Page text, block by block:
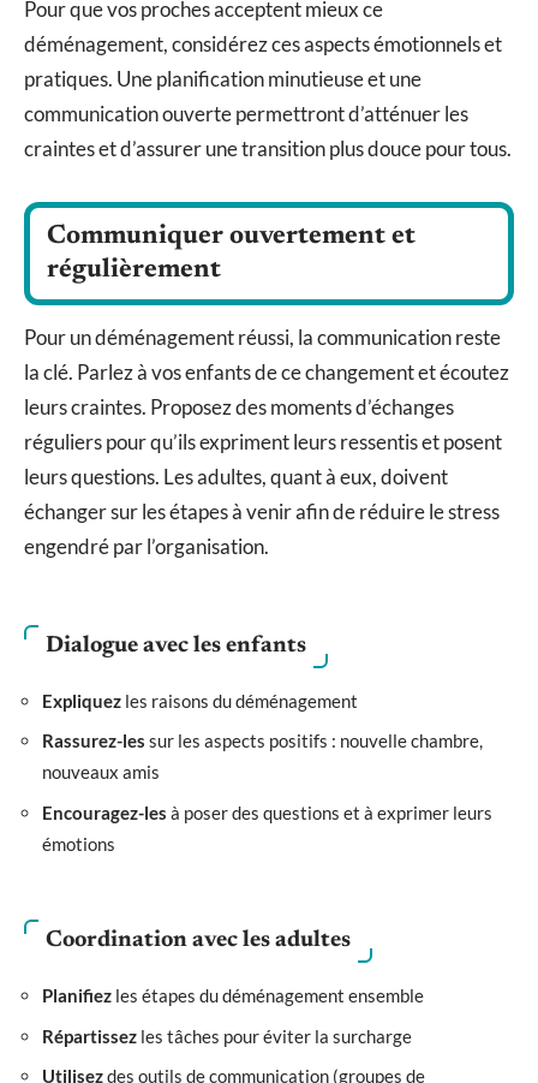
Pour que vos proches acceptent mieux ce
déménagement, considérez ces aspects émotionnels et
pratiques. Une planification minutieuse et une
communication ouverte permettront d’atténuer les
craintes et d’assurer une transition plus douce pour tous.
Communiquer ouvertement et
régulièrement
Pour un déménagement réussi, la communication reste
la clé. Parlez à vos enfants de ce changement et écoutez
leurs craintes. Proposez des moments d’échanges
réguliers pour qu’ils expriment leurs ressentis et posent
leurs questions. Les adultes, quant à eux, doivent
échanger sur les étapes à venir afin de réduire le stress
engendré par l’organisation.
Dialogue avec les enfants
Expliquez les raisons du déménagement
Rassurez-les sur les aspects positifs : nouvelle chambre,
nouveaux amis
Encouragez-les à poser des questions et à exprimer leurs
émotions
Coordination avec les adultes
Planifiez les étapes du déménagement ensemble
Répartissez les tâches pour éviter la surcharge
Utilisezdes outils de communication (groupes de